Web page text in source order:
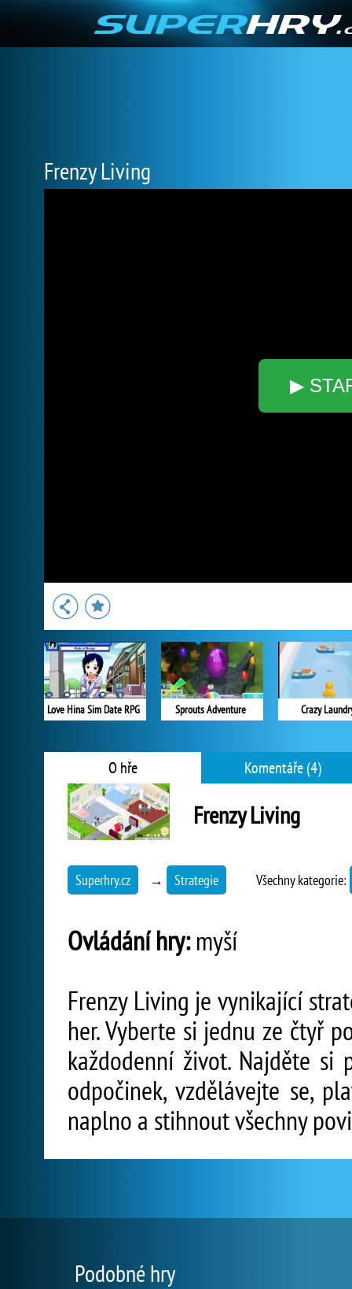
Frenzy Living
▶
Love Hina Sim Date RPG Sprouts Adventure Crazy
O hře Komentáře (4)
Frenzy Living
Superhry.cz → Strategie Všechny kategorie:
Ovládání hry:myší
Frenzy Living je vynikající
her. Vyberte si jednu ze čtyř
každodenní život. Najděte
odpočinek, vzdělávejte se,
naplno a stihnout všechny
Podobné hry